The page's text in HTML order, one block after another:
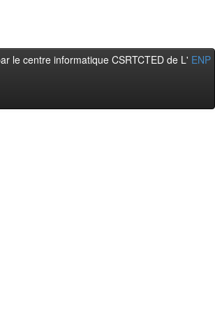
le centre informatique CSRTCTED de L' ENP